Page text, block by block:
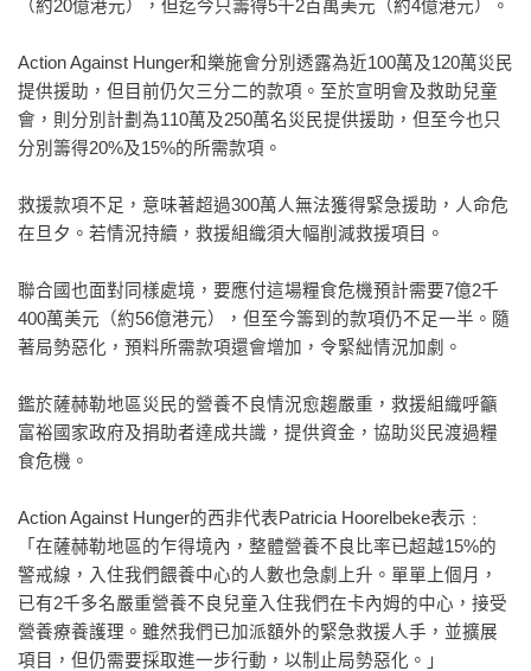
（約20億港元），但迄今只籌得5千2百萬美元（約4億港元）。
Action Against Hunger和樂施會分別透露為近100萬及120萬災民
提供援助，但目前仍欠三分二的款項。至於宣明會及救助兒童
會，則分別計劃為110萬及250萬名災民提供援助，但至今也只
分別籌得20%及15%的所需款項。
救援款項不足，意味著超過300萬人無法獲得緊急援助，人命危
在旦夕。若情況持續，救援組織須大幅削減救援項目。
聯合國也面對同樣處境，要應付這場糧食危機預計需要7億2千
400萬美元（約56億港元），但至今籌到的款項仍不足一半。隨
著局勢惡化，預料所需款項還會增加，令緊絀情況加劇。
鑑於薩赫勒地區災民的營養不良情況愈趨嚴重，救援組織呼籲
富裕國家政府及捐助者達成共識，提供資金，協助災民渡過糧
食危機。
Action Against Hunger的西非代表Patricia Hoorelbeke表示﹕
「在薩赫勒地區的乍得境內，整體營養不良比率已超越15%的
警戒線，入住我們餵養中心的人數也急劇上升。單單上個月，
已有2千多名嚴重營養不良兒童入住我們在卡內姆的中心，接受
營養療養護理。雖然我們已加派額外的緊急救援人手，並擴展
項目，但仍需要採取進一步行動，以制止局勢惡化。」